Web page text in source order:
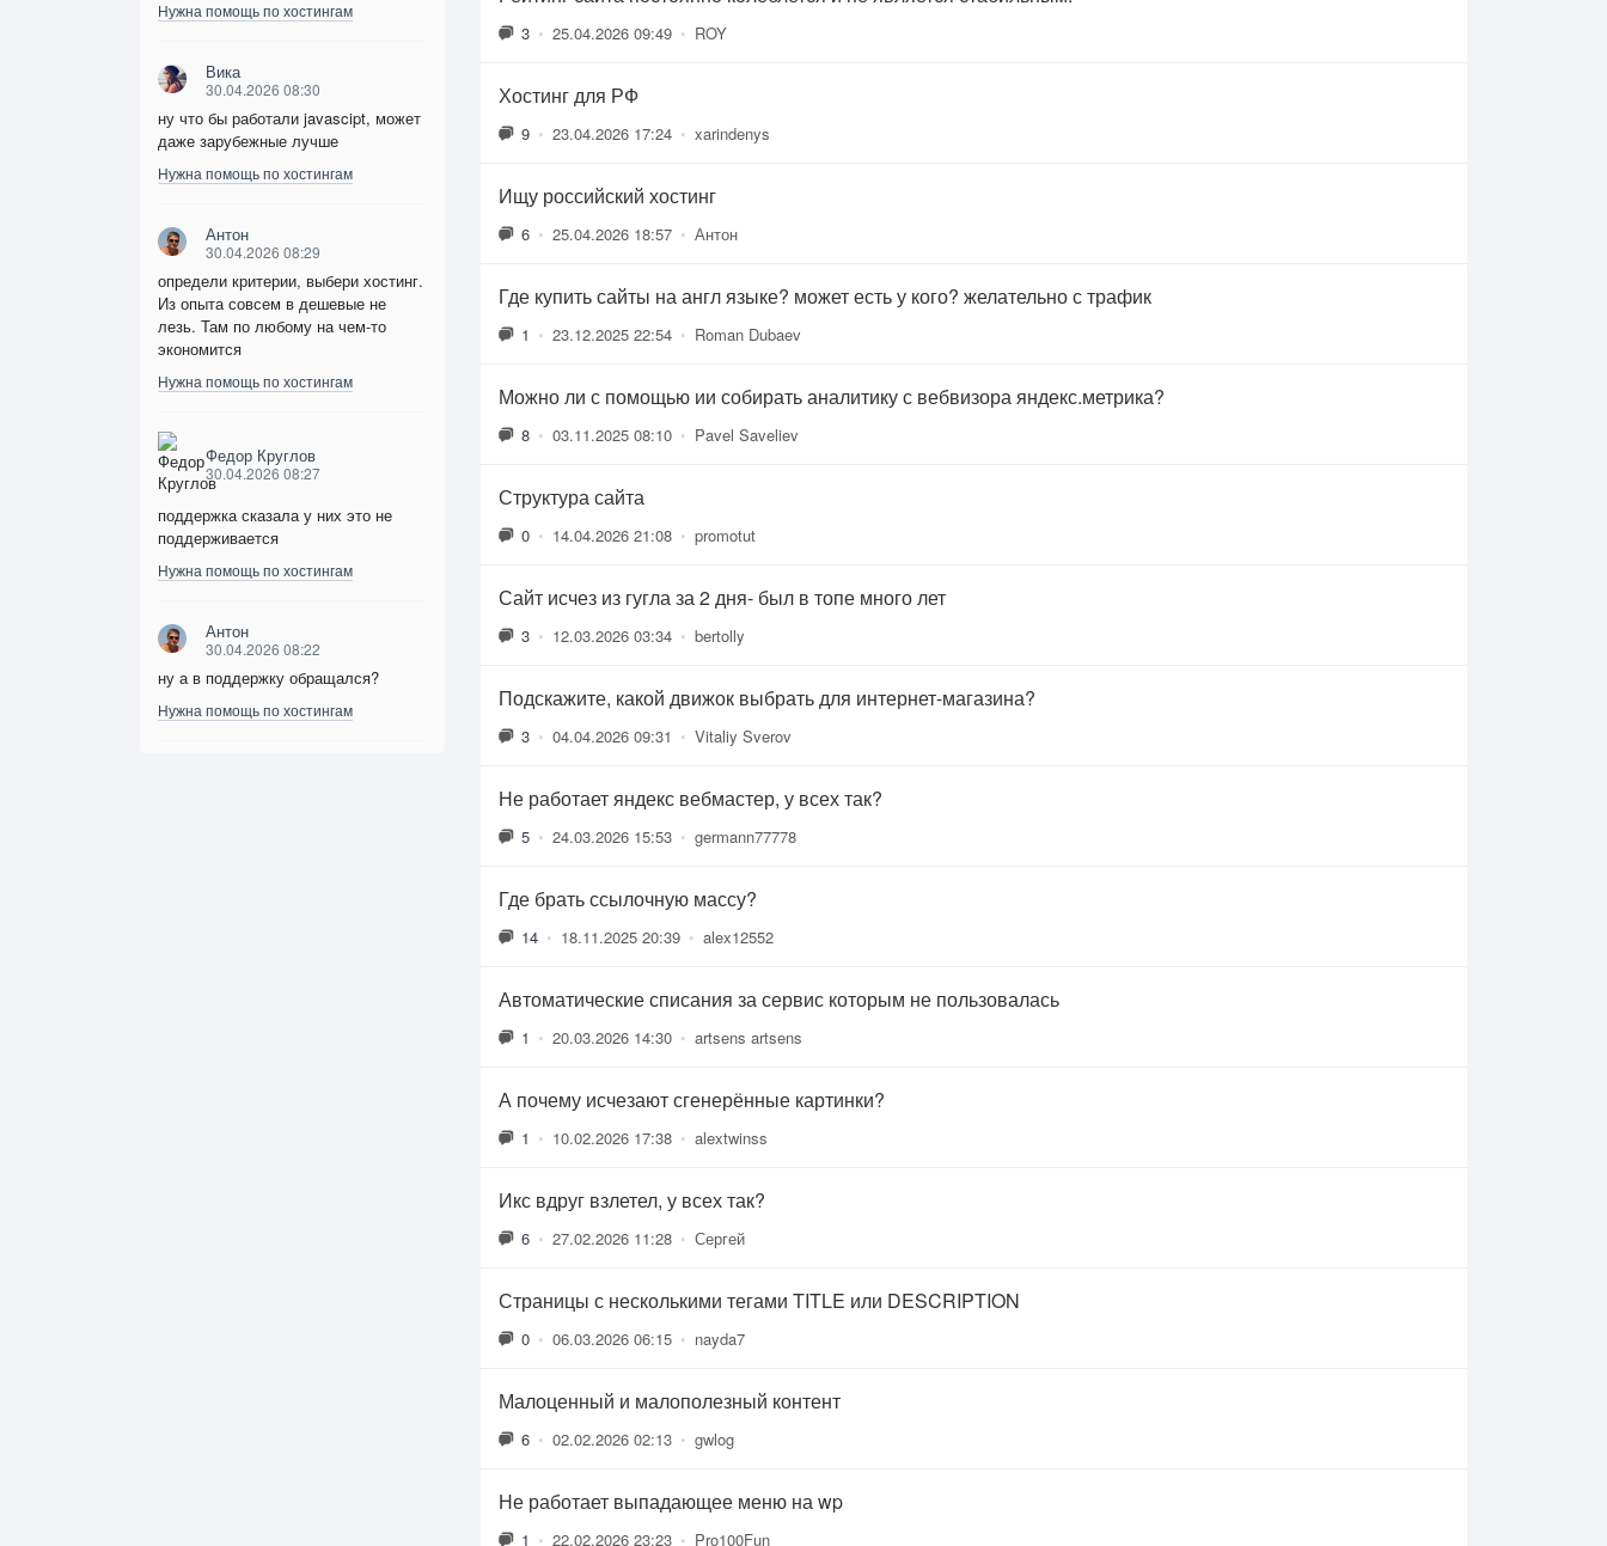
Нужна помощь по хостингам
Вика
30.04.2026 08:30
ну что бы работали javascipt, может
даже зарубежные лучше
Нужна помощь по хостингам
Антон
30.04.2026 08:29
определи критерии, выбери хостинг.
Из опыта совсем в дешевые не
лезь. Там по любому на чем-то
экономится
Нужна помощь по хостингам
Федор Круглов
30.04.2026 08:27
поддержка сказала у них это не
поддерживается
Нужна помощь по хостингам
Антон
30.04.2026 08:22
ну а в поддержку обращался?
Нужна помощь по хостингам
3 • 25.04.2026 09:49 • ROY
Хостинг для РФ
9 • 23.04.2026 17:24 • xarindenys
Ищу российский хостинг
6 • 25.04.2026 18:57 • Антон
Где купить сайты на англ языке? может есть у кого? желательно с трафик
1 • 23.12.2025 22:54 • Roman Dubaev
Можно ли с помощью ии собирать аналитику с вебвизора яндекс.метрика?
8 • 03.11.2025 08:10 • Pavel Saveliev
Структура сайта
0 • 14.04.2026 21:08 • promotut
Сайт исчез из гугла за 2 дня- был в топе много лет
3 • 12.03.2026 03:34 • bertolly
Подскажите, какой движок выбрать для интернет-магазина?
3 • 04.04.2026 09:31 • Vitaliy Sverov
Не работает яндекс вебмастер, у всех так?
5 • 24.03.2026 15:53 • germann77778
Где брать ссылочную массу?
14 • 18.11.2025 20:39 • alex12552
Автоматические списания за сервис которым не пользовалась
1 • 20.03.2026 14:30 • artsens artsens
А почему исчезают сгенерённые картинки?
1 • 10.02.2026 17:38 • alextwinss
Икс вдруг взлетел, у всех так?
6 • 27.02.2026 11:28 • Сергей
Страницы с несколькими тегами TITLE или DESCRIPTION
0 • 06.03.2026 06:15 • nayda7
Малоценный и малополезный контент
6 • 02.02.2026 02:13 • gwlog
Не работает выпадающее меню на wp
1 • 22.02.2026 23:23 • Pro100Fun